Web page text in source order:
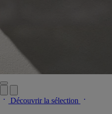
Découvrir la sélection